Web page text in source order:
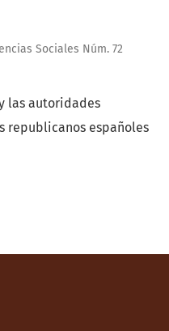
Sociales Núm. 72
las autoridades
republicanos españoles